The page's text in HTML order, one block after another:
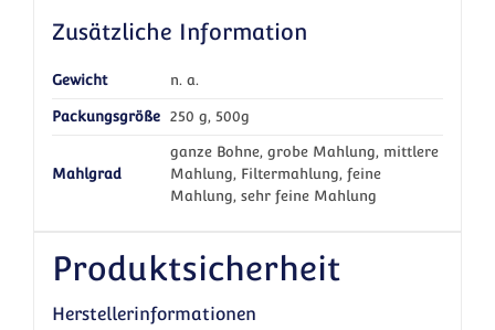
Zusätzliche Information
Gewicht n. a.
Packungsgröße 250 g, 500g
Mahlgrad
ganze Bohne, grobe Mahlung, mittlere
Mahlung, Filtermahlung, feine
Mahlung, sehr feine Mahlung
Produktsicherheit
Herstellerinformationen